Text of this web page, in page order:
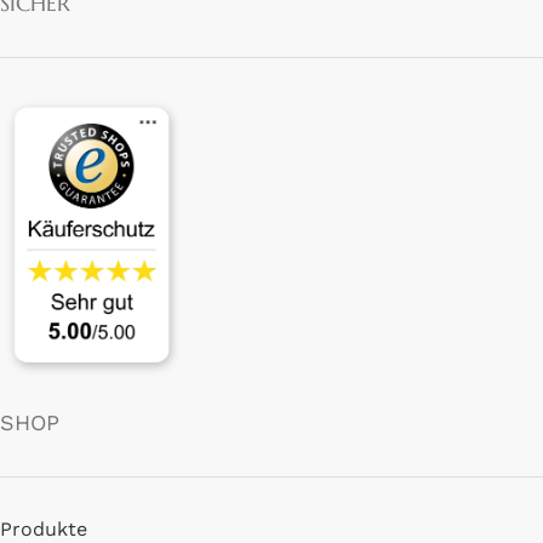
aufwendigem Design und mehr Details. Das Zum-2005S (446,00 €),
Diese Preisklasse vereint gute Qualität mit ansprechenden Designs
und wird von vielen Paaren gewählt, die etwas mehr investieren
möchten, aber dennoch deutlich unter Goldpreisen bleiben wollen.
Premium-Silbermodelle für höhere
Ansprüche
(898,00 €) oder das Zum-1002S (1.009,00 €) zur Verfügung. Diese
breitere Profile, kunstvolle Oberflächenstrukturen sowie zusätzliche
SHOP
Produkte